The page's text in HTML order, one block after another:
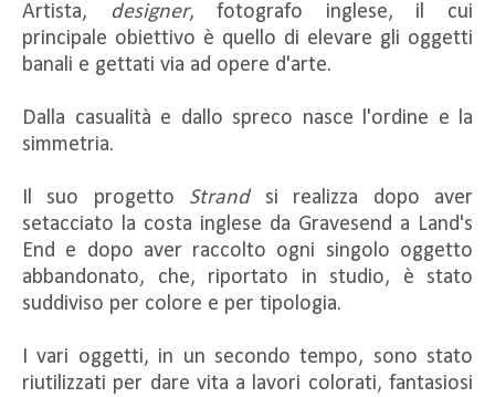
Artista, designer, fotografo inglese, il cui
principale obiettivo è quello di elevare gli oggetti
banali e gettati via ad opere d'arte.
Dalla casualità e dallo spreco nasce l'ordine e la
simmetria.
Il suo progetto Strandsi realizza dopo aver
setacciato la costa inglese da Gravesend a Land's
End e dopo aver raccolto ogni singolo oggetto
abbandonato, che, riportato in studio, è stato
suddiviso per colore e per tipologia.
I vari oggetti, in un secondo tempo, sono stato
riutilizzati per dare vita a lavori colorati, fantasiosi